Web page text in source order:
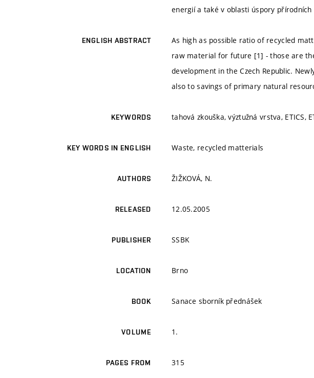
energií a také v oblasti úspory přírodních
ENGLISH ABSTRACT
As high as possible ratio of recycled
raw material for future [1] - those are
development in the Czech Republic.
also to savings of primary natural
KEYWORDS tahová zkouška, výztužná vrstva, ETICS,
KEY WORDS IN ENGLISH Waste, recycled matterials
AUTHORS ŽIŽKOVÁ, N.
RELEASED 12.05.2005
PUBLISHER SSBK
LOCATION Brno
BOOK Sanace sborník přednášek
VOLUME 1.
PAGES FROM 315